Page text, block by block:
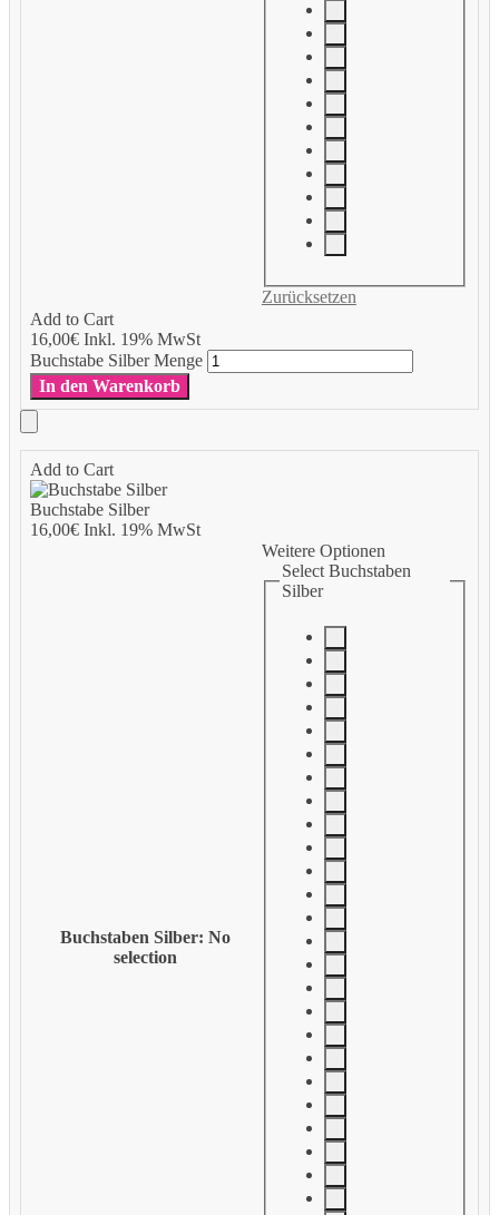
Add to Cart
16,00€Inkl. 19% MwSt
Zurücksetzen
Buchstabe Silber Menge
In den Warenkorb
Add to Cart
Buchstabe Silber
16,00€Inkl. 19% MwSt
Buchstaben Silber: No
selection
Weitere Optionen
Select Buchstaben
Silber